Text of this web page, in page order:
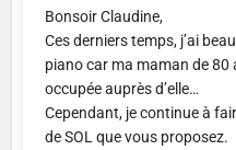
Bonsoir Claudine,
Ces derniers temps, j’ai
piano car ma maman de 80
occupée auprès d’elle…
Cependant, je continue à
de SOL que vous proposez.